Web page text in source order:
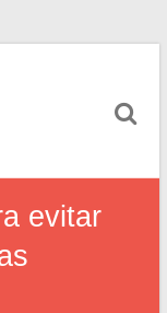
evitar